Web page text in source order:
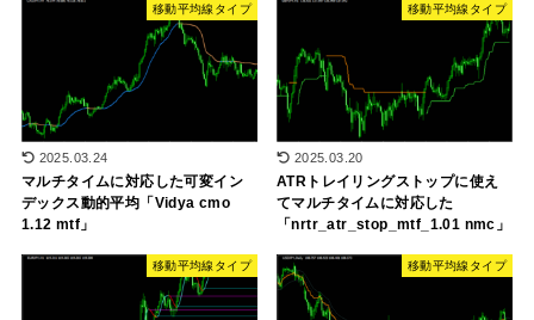
移動平均線タイプ
2025.03.24
マルチタイムに対応した可変イン
デックス動的平均「Vidya cmo
1.12 mtf」
移動平均線タイプ
2025.03.20
ATRトレイリングストップに使え
てマルチタイムに対応した
「nrtr_atr_stop_mtf_1.01 nmc」
移動平均線タイプ 移動平均線タイプ